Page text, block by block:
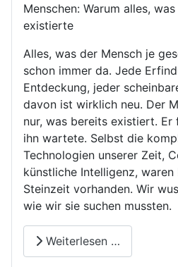
Menschen: Warum alles,
existierte
Alles, was der Mensch je
schon immer da. Jede
Entdeckung, jeder
davon ist wirklich neu. Der
nur, was bereits existiert.
ihn wartete. Selbst die
Technologien unserer Zeit,
künstliche Intelligenz,
Steinzeit vorhanden. Wir
wie wir sie suchen mussten.
Weiterlesen …